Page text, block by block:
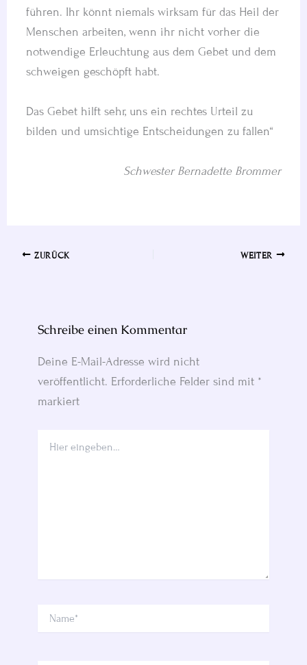
führen. Ihr könnt niemals wirksam für das Heil der
Menschen arbeiten, wenn ihr nicht vorher die
notwendige Erleuchtung aus dem Gebet und dem
schweigen geschöpft habt.
Das Gebet hilft sehr, uns ein rechtes Urteil zu
bilden und umsichtige Entscheidungen zu fällen“
Schwester Bernadette Brommer
ZURÜCK WEITER
Schreibe einen Kommentar
Deine E-Mail-Adresse wird nicht
veröffentlicht. Erforderliche Felder sind mit *
markiert
eingeben…